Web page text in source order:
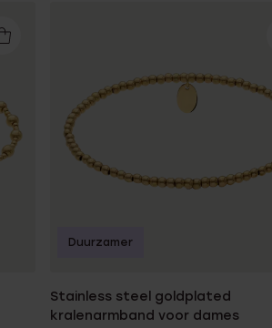
Stainless steel goldplated
kralenarmband voor dames
Duurzamer